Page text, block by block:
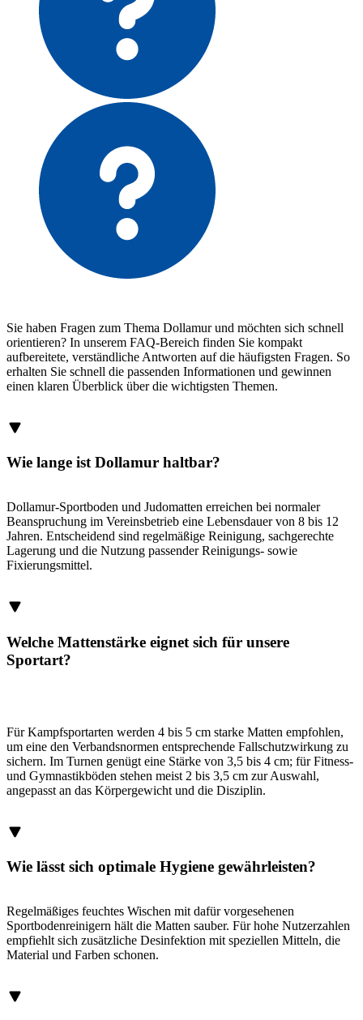
Sie haben Fragen zum Thema Dollamur und möchten sich schnell
orientieren? In unserem FAQ-Bereich finden Sie kompakt
aufbereitete, verständliche Antworten auf die häufigsten Fragen. So
erhalten Sie schnell die passenden Informationen und gewinnen
einen klaren Überblick über die wichtigsten Themen.
Wie lange ist Dollamur haltbar?
Dollamur-Sportboden und Judomatten erreichen bei normaler
Beanspruchung im Vereinsbetrieb eine Lebensdauer von 8 bis 12
Jahren. Entscheidend sind regelmäßige Reinigung, sachgerechte
Lagerung und die Nutzung passender Reinigungs- sowie
Fixierungsmittel.
Welche Mattenstärke eignet sich für unsere
Sportart?
Für Kampfsportarten werden 4 bis 5 cm starke Matten empfohlen,
um eine den Verbandsnormen entsprechende Fallschutzwirkung zu
sichern. Im Turnen genügt eine Stärke von 3,5 bis 4 cm; für Fitness-
und Gymnastikböden stehen meist 2 bis 3,5 cm zur Auswahl,
angepasst an das Körpergewicht und die Disziplin.
Wie lässt sich optimale Hygiene gewährleisten?
Regelmäßiges feuchtes Wischen mit dafür vorgesehenen
Sportbodenreinigern hält die Matten sauber. Für hohe Nutzerzahlen
empfiehlt sich zusätzliche Desinfektion mit speziellen Mitteln, die
Material und Farben schonen.